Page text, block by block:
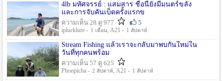
4lb มหัศจรรย์ : แสมสาร ชื่อนี้ยังมีมนตร์ขลัง
และการจับคันเบ็ดครั้งแรกข
ความเห็น 28 ดู 977
5
iplucklure - 1 เดือน, A21 - 1 สัปดาห์
Stream Fishing แล้วเราจะกลับมาพบกันใหม่ใน
วันที่ทุกคนพร้อม
ความเห็น 57 ดู 625
Phonpicha - 2 สัปดาห์, A21 - 1 สัปดาห์